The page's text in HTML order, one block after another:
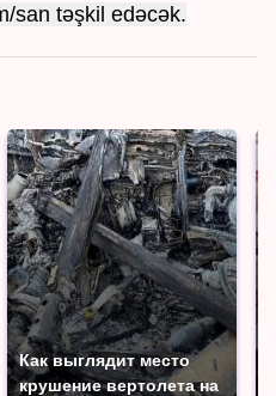
san təşkil edəcək.
Как выглядит место
крушение вертолета на